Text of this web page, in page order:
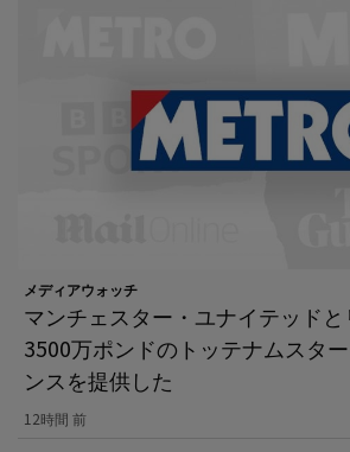
メディアウォッチ
マンチェスター・ユナイテッド
3500万ポンドのトッテナムスタ
ンスを提供した
12時間 前